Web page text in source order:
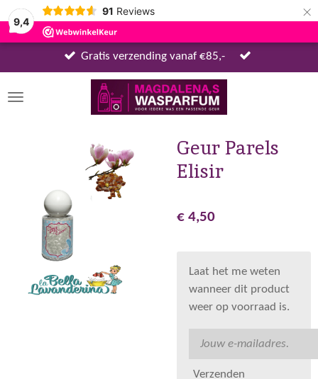
9,4
91 Reviews ×
Gratis verzending vanaf €85,-
Geur Parels
Elisir
€ 4,50
Laat het me weten
wanneer dit product
weer op voorraad is.
Verzenden